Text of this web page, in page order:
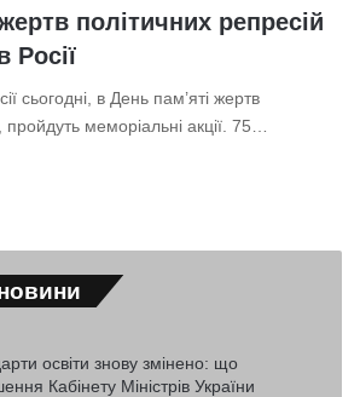
політичних репресій
Росії
сьогодні, в День пам’яті жертв
пройдуть меморіальні акції. 75…
освіти знову змінено: що
Кабінету Міністрів України